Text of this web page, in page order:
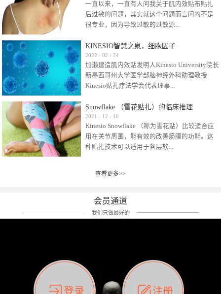
一直以来，一直有人问我关于肌内效贴布贴扎
后过敏的问题，其实就这个问题而言问的不是
很专业，因为导致过敏的过敏源...
很多，比如试穿件衣服有时都会过敏，特定条
件下吃东西有时也会过敏，难道不吃不穿了？
其他品牌的在此我们不予评价，就KINESIO肌内
效贴布来说，40多年的研究开发制造肌内效贴
比如我本人，几乎天天接触KINESIO肌内效，无
论从皮肤适应性还是本人皮肤本身就不属于不
易过敏的那种，基本不会有过敏瘙痒的情况。
但是，当身体不适、休息不好、持续紧张等特
殊因素的影响下，有时还是会出现瘙痒过敏的
前后后居家近30天左右，感觉日子都日夜颠倒
痛影响走路。当天疼痛部贴了EDF和胃十字，膝
关节贴了半月板贴布。第2天第12肋部的EDF和
消失，贴布也没有出现进一步瘙痒过敏。而膝
关节的半月板贴布张力用的100%，但自始至终
它都很坚强的贴着，没有出现过任何瘙痒的迹
KINESIO智慧之泉，细胞因子
2022 - 02 - 24
加濑建造肌内效贴发明人Kinesio University院长
新墨西哥州大学医学部脑神经外科助理教授
Kinesio贴扎疗法学会代表理事...
Kinesio Taping Association International
（KTAI）名誉会长 身体具有免疫、疼痛、细胞
破坏、发热、修复、增殖、再生等自然愈合能
力。 多作为细胞因子存在于皮肤表皮、真皮、
扎疗法）的效果是通过创造一个环境，使每种
以激发身体的自然愈合能力。 通常，药物会削
弱细胞因子的作用，单方面还会引起副作用的
症状。 与此相比，Kinesio肌内效贴创造了细
的控制仍有许多未知。 细胞因子是一种酵素，
各种各样的酵素起着适当的作用，为细胞创造
了适合居住的环境。 在现代医学上，这种细胞
因子是一种酶的观点往往被否定，但在体内有
Snowflake （雪花贴扎）的临床推理
2021 - 12 - 10
Kinesio Snowflake （称为雪花贴）比较适合应
用在关节周围，能有效的改善筋膜的功能。这
种贴扎技术可以适用于各层软...
组织:肌肉，肌腱，韧带（主要围绕有问题的关
状，而是指贴布本身很重量，以及贴布刺激的
类型。贴布的应用充分利用了体内由间质液组
成的自然流体力学的流体层。这种轻微的刺激
间，还可以在单片贴布上提供支持和深度刺
激。通过对间质液的适当控制，可以连接皮下
筋膜，对关节进行非常轻柔的刺激，增加患部
的治疗区域。 snowflake“雪花”贴布不会妨碍皮
查看更多>>
会员通道
我们只做最好的
登录 注册